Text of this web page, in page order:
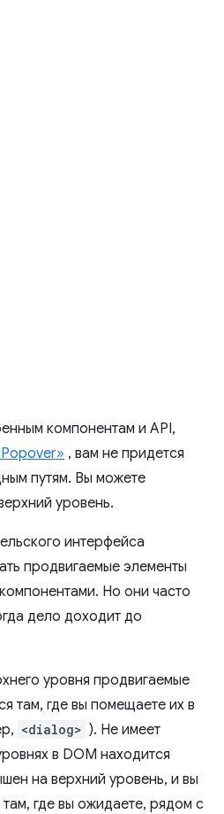
компонентам и API,
, вам не придется
путям. Вы можете
уровень.
интерфейса
продвигаемые элементы
Но они часто
дело доходит до
уровня продвигаемые
там, где вы помещаете их в
<dialog> ). Не имеет
в DOM находится
на верхний уровень, и вы
где вы ожидаете, рядом с